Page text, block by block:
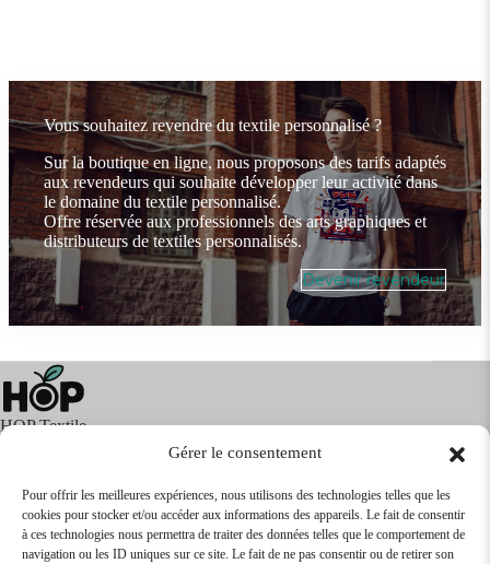
Gérer le consentement
Pour offrir les meilleures expériences, nous utilisons des technologies telles que les
cookies pour stocker et/ou accéder aux informations des appareils. Le fait de consentir
à ces technologies nous permettra de traiter des données telles que le comportement de
navigation ou les ID uniques sur ce site. Le fait de ne pas consentir ou de retirer son
Vous souhaitez revendre du textile personnalisé ?
Sur la boutique en ligne, nous proposons des tarifs adaptés
aux revendeurs qui souhaite développer leur activité dans
le domaine du textile personnalisé.
Offre réservée aux professionnels des arts graphiques et
distributeurs de textiles personnalisés.
Devenir revendeur
HOP Textile
Textile Articles Publicitaires
Infos
Boutique en ligne
Express 24H